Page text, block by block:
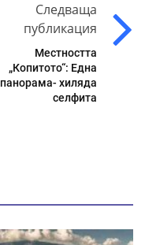
Следваща
публикация
Местността
„Копитото“: Една
панорама- хиляда
селфита